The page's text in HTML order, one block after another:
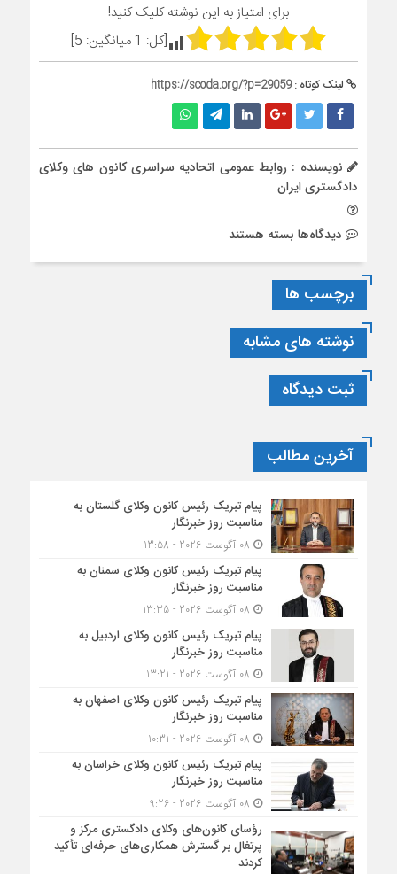
برای امتیاز به این نوشته کلیک کنید!
[کل: 1 میانگین: 5
]
لینک کوتاه :https://scoda.org/?p=29059
نویسنده : روابط عمومی اتحادیه سراسری کانون های وکلای
دادگستری ایران
دیدگاه‌ها برای
برنامه
ملی
منع
تبعیض
خشونت
علیه
کانون‌های
وکلای
در
واکنش
نسبت
قتل‌های
ناموسی
اخیر
بسته هستند
برچسب ها
نوشته های مشابه
ثبت دیدگاه
آخرین مطالب
پیام تبریک رئیس کانون وکلای گلستان به
مناسبت روز خبرنگار
پیام تبریک رئیس کانون وکلای سمنان به
مناسبت روز خبرنگار
پیام تبریک رئیس کانون وکلای اردبیل به
مناسبت روز خبرنگار
پیام تبریک رئیس کانون وکلای اصفهان به
مناسبت روز خبرنگار
پیام تبریک رئیس کانون وکلای خراسان به
مناسبت روز خبرنگار
رؤسای کانون‌های وکلای دادگستری مرکز و
پرتغال بر گسترش همکاری‌های حرفه‌ای تأکید
کردند